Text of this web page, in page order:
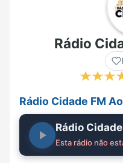
Rádio
Rádio Cidade FM
Rádio
Esta rádio não